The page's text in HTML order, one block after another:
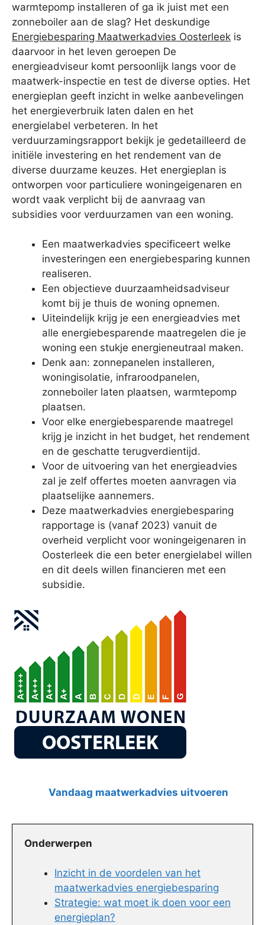
warmtepomp installeren of ga ik juist met een
zonneboiler aan de slag? Het deskundige
Energiebesparing Maatwerkadvies Oosterleek is
daarvoor in het leven geroepen De
energieadviseur komt persoonlijk langs voor de
maatwerk-inspectie en test de diverse opties. Het
energieplan geeft inzicht in welke aanbevelingen
het energieverbruik laten dalen en het
energielabel verbeteren. In het
verduurzamingsrapport bekijk je gedetailleerd de
initiële investering en het rendement van de
diverse duurzame keuzes. Het energieplan is
ontworpen voor particuliere woningeigenaren en
wordt vaak verplicht bij de aanvraag van
subsidies voor verduurzamen van een woning.
Een maatwerkadvies specificeert welke
investeringen een energiebesparing kunnen
realiseren.
Een objectieve duurzaamheidsadviseur
komt bij je thuis de woning opnemen.
Uiteindelijk krijg je een energieadvies met
alle energiebesparende maatregelen die je
woning een stukje energieneutraal maken.
Denk aan: zonnepanelen installeren,
woningisolatie, infraroodpanelen,
zonneboiler laten plaatsen, warmtepomp
plaatsen.
Voor elke energiebesparende maatregel
krijg je inzicht in het budget, het rendement
en de geschatte terugverdientijd.
Voor de uitvoering van het energieadvies
zal je zelf offertes moeten aanvragen via
plaatselijke aannemers.
Deze maatwerkadvies energiebesparing
rapportage is (vanaf 2023) vanuit de
overheid verplicht voor woningeigenaren in
Oosterleek die een beter energielabel willen
en dit deels willen financieren met een
subsidie.
Vandaag maatwerkadvies uitvoeren
Onderwerpen
Inzicht in de voordelen van het
maatwerkadvies energiebesparing
Strategie: wat moet ik doen voor een
energieplan?